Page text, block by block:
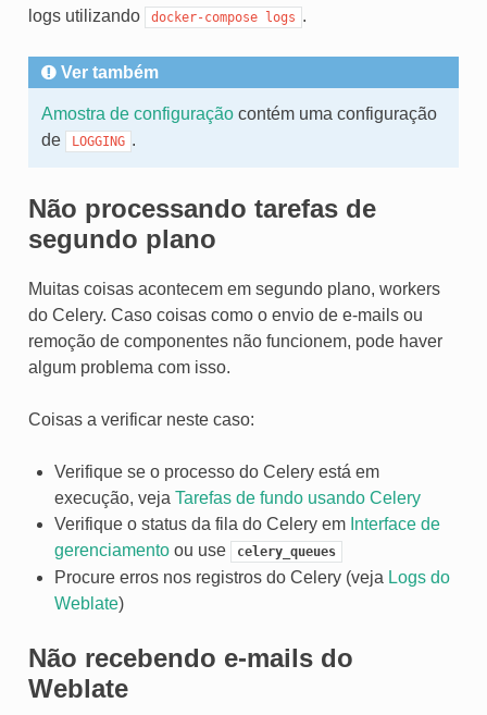
logs utilizando
docker-compose logs .
Ver também
Amostra de configuraçãocontém uma configuração
de
LOGGING .
Não processando tarefas de
segundo plano
Muitas coisas acontecem em segundo plano, workers
do Celery. Caso coisas como o envio de e-mails ou
remoção de componentes não funcionem, pode haver
algum problema com isso.
Coisas a verificar neste caso:
Verifique se o processo do Celery está em
execução, veja Tarefas de fundo usando Celery
Verifique o status da fila do Celery em Interface de
gerenciamentoou use celery_queues
Procure erros nos registros do Celery (veja Logs do
Weblate)
Não recebendo e-mails do
Weblate